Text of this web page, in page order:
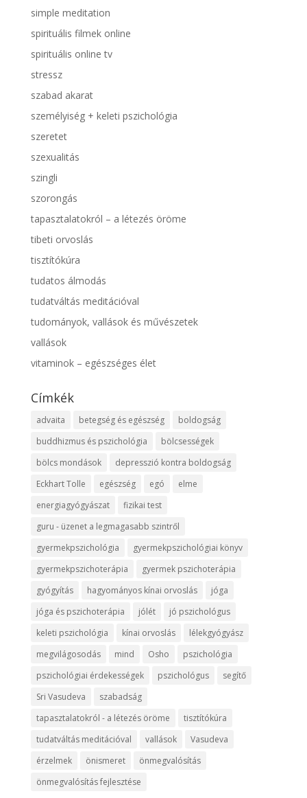
simple meditation
spirituális filmek online
spirituális online tv
stressz
szabad akarat
személyiség + keleti pszichológia
szeretet
szexualitás
szingli
szorongás
tapasztalatokról – a létezés öröme
tibeti orvoslás
tisztítókúra
tudatos álmodás
tudatváltás meditációval
tudományok, vallások és művészetek
vallások
vitaminok – egészséges élet
Címkék
advaita betegség és egészség
boldogság
buddhizmus és pszichológia
bölcsességek
bölcs mondások
depresszió kontra boldogság
Eckhart Tolle
egészség egó
elme
energiagyógyászat
fizikai test
guru - üzenet a legmagasabb szintről
gyermekpszichológia
gyermekpszichológiai könyv
gyermekpszichoterápia
gyermek pszichoterápia
gyógyítás
hagyományos kínai orvoslás
jóga
jóga és pszichoterápia
jólét
jó pszichológus
keleti pszichológia
kínai orvoslás
lélekgyógyász
megvilágosodás
mind Osho
pszichológia
pszichológiai érdekességek
pszichológus
segítő
Sri Vasudeva
szabadság
tapasztalatokról - a létezés öröme
tisztítókúra
tudatváltás meditációval
vallások
Vasudeva
érzelmek
önismeret
önmegvalósítás
önmegvalósítás fejlesztése